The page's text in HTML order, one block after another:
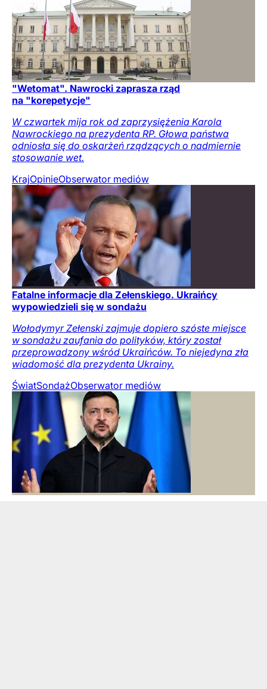
"Wetomat". Nawrocki zaprasza rząd
na "korepetycje"
W czwartek mija rok od zaprzysiężenia Karola
Nawrockiego na prezydenta RP. Głowa państwa
odniosła się do oskarżeń rządzących o nadmiernie
stosowanie wet.
KrajOpinieObserwator mediów
Fatalne informacje dla Zełenskiego. Ukraińcy
wypowiedzieli się w sondażu
Wołodymyr Zełenski zajmuje dopiero szóste miejsce
w sondażu zaufania do polityków, który został
przeprowadzony wśród Ukraińców. To niejedyna zła
wiadomość dla prezydenta Ukrainy.
ŚwiatSondażObserwator mediów